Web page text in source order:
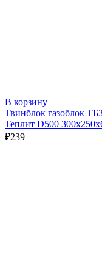
В корзину
Твинблок газоблок
Теплит D500
₽239